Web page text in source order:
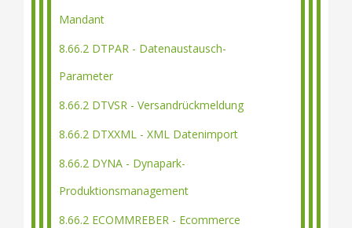
Mandant
8.66.2 DTPAR - Datenaustausch-
Parameter
8.66.2 DTVSR - Versandrückmeldung
8.66.2 DTXXML - XML Datenimport
8.66.2 DYNA - Dynapark-
Produktionsmanagement
8.66.2 ECOMMREBER - Ecommerce